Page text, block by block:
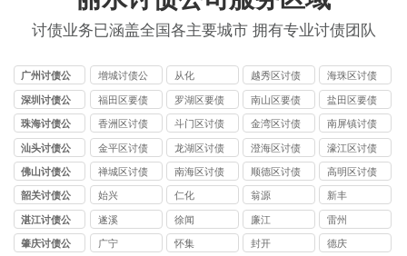
讨债业务已涵盖全国各主要城市 拥有专业讨债团队
广州讨债公
司
增城讨债公
司
从化
越秀区讨债
公司
海珠区讨债
公司
深圳讨债公
司
福田区要债
公司
罗湖区要债
公司
南山区要债
公司
盐田区要债
公司
珠海讨债公
司
香洲区讨债
公司
斗门区讨债
公司
金湾区讨债
公司
南屏镇讨债
公司
汕头讨债公
司
金平区讨债
公司
龙湖区讨债
公司
澄海区讨债
公司
濠江区讨债
公司
佛山讨债公
司
禅城区讨债
公司
南海区讨债
公司
顺德区讨债
公司
高明区讨债
公司
韶关讨债公
司
始兴 仁化 翁源 新丰
湛江讨债公
司
遂溪 徐闻 廉江 雷州
肇庆讨债公
广宁 怀集 封开 德庆